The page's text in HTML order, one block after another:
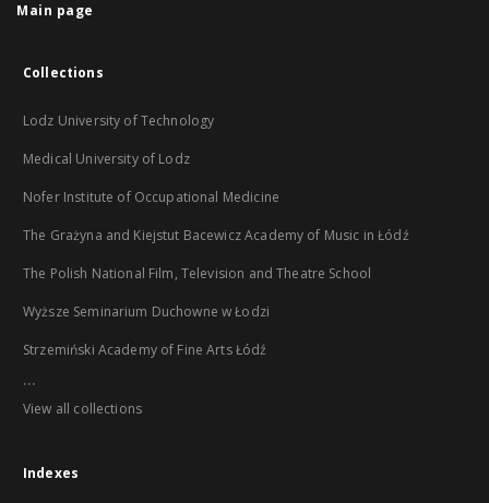
Main page
Collections
Lodz University of Technology
Medical University of Lodz
Nofer Institute of Occupational Medicine
The Grażyna and Kiejstut Bacewicz Academy of Music in Łódź
The Polish National Film, Television and Theatre School
Wyższe Seminarium Duchowne w Łodzi
Strzemiński Academy of Fine Arts Łódź
...
View all collections
Indexes